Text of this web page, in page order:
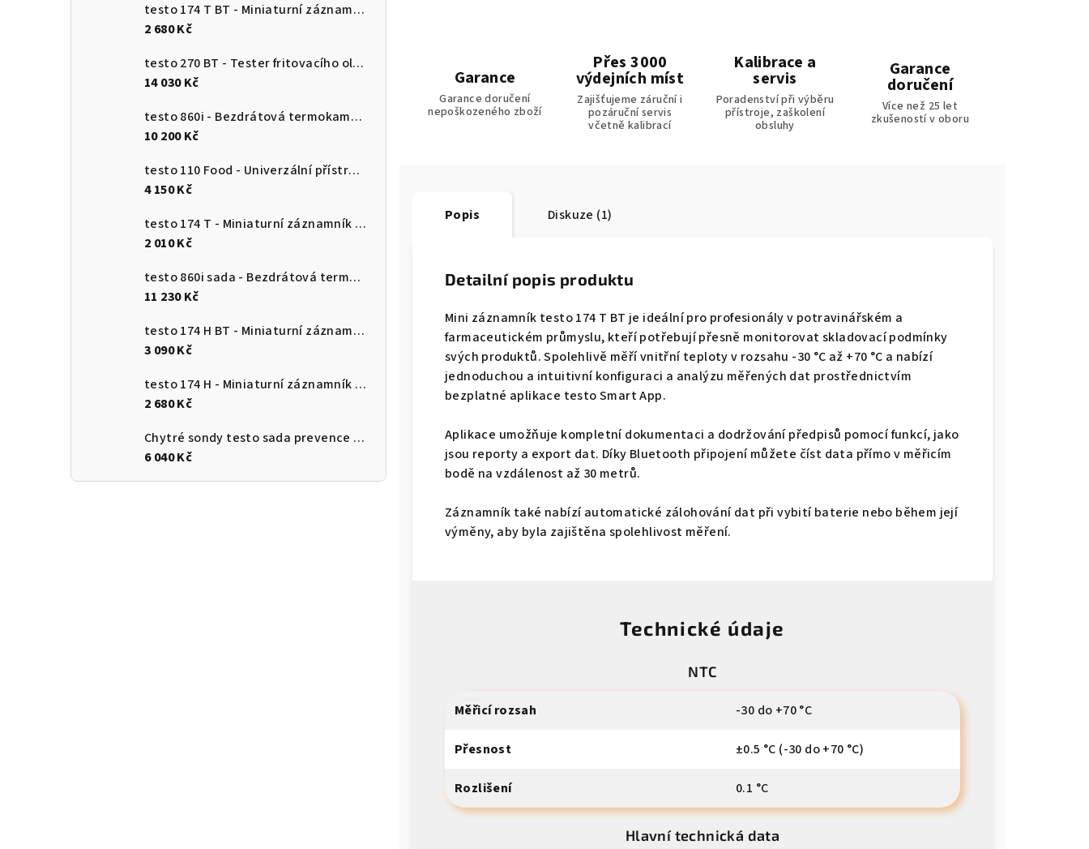
testo 174 T BT - Miniaturní záznamník teploty s USB-C a softwarem pro PC
2 680 Kč
testo 270 BT - Tester fritovacího oleje
14 030 Kč
testo 860i - Bezdrátová termokamera pro chytré telefony
10 200 Kč
testo 110 Food - Univerzální přístroj pro měření teploty s připojením k aplikaci
4 150 Kč
testo 174 T - Miniaturní záznamník teploty s USB-C a softwarem pro PC
2 010 Kč
testo 860i sada - Bezdrátová termokamera pro chytré telefony
11 230 Kč
testo 174 H BT - Miniaturní záznamník pro měření teploty a vlhkosti s Bluetooth a připojením k aplikaci
3 090 Kč
testo 174 H - Miniaturní záznamník pro měření teploty a vlhkosti s USB-C a softwarem pro PC
2 680 Kč
Chytré sondy testo sada prevence plísně
6 040 Kč
Garance
Garance doručení
nepoškozeného zboží
Přes 3000
výdejních míst
Zajišťujeme záruční i
pozáruční servis
včetně kalibrací
Kalibrace a
servis
Poradenství při výběru
přístroje, zaškolení
obsluhy
Garance
doručení
Více než 25 let
zkušeností v oboru
Popis Diskuze (1)
Detailní popis produktu
Mini záznamník testo 174 T BT je ideální pro profesionály v potravinářském a
farmaceutickém průmyslu, kteří potřebují přesně monitorovat skladovací podmínky
svých produktů. Spolehlivě měří vnitřní teploty v rozsahu -30 °C až +70 °C a nabízí
jednoduchou a intuitivní konfiguraci a analýzu měřených dat prostřednictvím
bezplatné aplikace testo Smart App.
Aplikace umožňuje kompletní dokumentaci a dodržování předpisů pomocí funkcí, jako
jsou reporty a export dat. Díky Bluetooth připojení můžete číst data přímo v měřicím
bodě na vzdálenost až 30 metrů.
Záznamník také nabízí automatické zálohování dat při vybití baterie nebo během její
výměny, aby byla zajištěna spolehlivost měření.
Technické údaje
NTC
Měřicí rozsah -30 do +70 °C
Přesnost ±0.5 °C (-30 do +70 °C)
Rozlišení 0.1 °C
Hlavní technická data